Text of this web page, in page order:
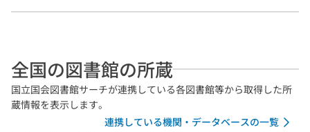
全国の図書館の所蔵
国立国会図書館サーチが連携している各図書館等から取得した所
蔵情報を表示します。
連携している機関・データベースの一覧